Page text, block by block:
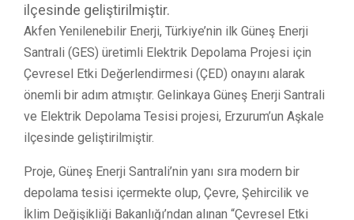
ilçesinde geliştirilmiştir.
Akfen Yenilenebilir Enerji, Türkiye’nin ilk Güneş Enerji
Santrali (GES) üretimli Elektrik Depolama Projesi için
Çevresel Etki Değerlendirmesi (ÇED) onayını alarak
önemli bir adım atmıştır. Gelinkaya Güneş Enerji Santrali
ve Elektrik Depolama Tesisi projesi, Erzurum’un Aşkale
ilçesinde geliştirilmiştir.
Proje, Güneş Enerji Santrali’nin yanı sıra modern bir
depolama tesisi içermekte olup, Çevre, Şehircilik ve
İklim Değişikliği Bakanlığı’ndan alınan “Çevresel Etki